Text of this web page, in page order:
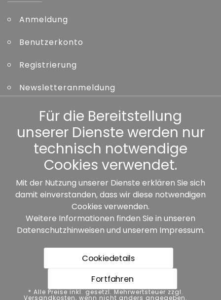
Anmeldung
Benutzerkonto
Registrierung
Newsletteranmeldung
Kennwort vergessen
Sonstiges
Unsere Partner:
* Alle Preise inkl. gesetzl. Mehrwertsteuer zzgl.
Versandkosten, wenn nicht anders angegeben.
Für die Bereitstellung
unserer Dienste werden nur
technisch notwendige
Cookies verwendet.
Mit der Nutzung unserer Dienste erklären Sie sich
damit einverstanden, dass wir diese notwendigen
Cookies verwenden.
Weitere Informationen finden Sie in unseren
Datenschutzhinweisen und unserem Impressum.
Cookiedetails
Fortfahren
* Alle Preise inkl. gesetzl. Mehrwertsteuer zzgl.
Versandkosten, wenn nicht anders angegeben.